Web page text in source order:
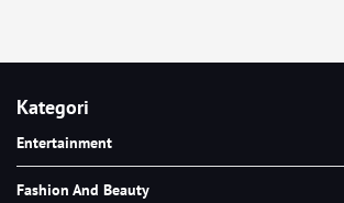
Kategori
Entertainment
Fashion And Beauty